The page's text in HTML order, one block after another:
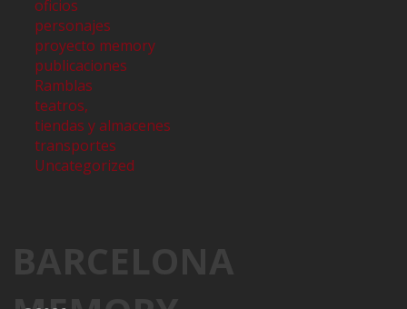
oficios
personajes
proyecto memory
publicaciones
Ramblas
teatros,
tiendas y almacenes
transportes
Uncategorized
BARCELONA